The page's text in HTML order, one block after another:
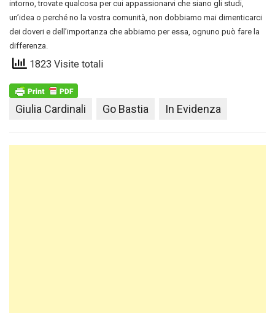
intorno, trovate qualcosa per cui appassionarvi che siano gli studi,
un’idea o perché no la vostra comunità, non dobbiamo mai dimenticarci
dei doveri e dell’importanza che abbiamo per essa, ognuno può fare la
differenza.
1823 Visite totali
Giulia Cardinali Go Bastia In Evidenza